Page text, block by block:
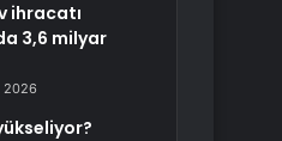
ihracatı
3,6 milyar
2026